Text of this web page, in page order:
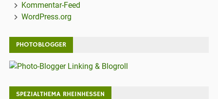
Kommentar-Feed
WordPress.org
PHOTOBLOGGER
SPEZIALTHEMA RHEINHESSEN